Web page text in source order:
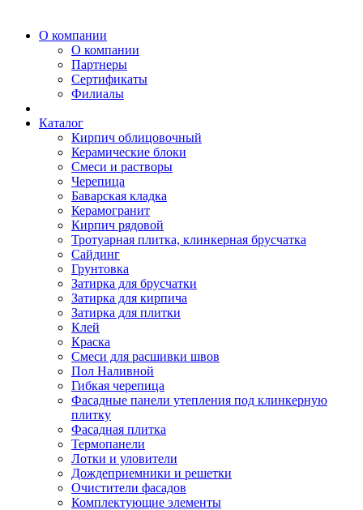
О компании
О компании
Партнеры
Сертификаты
Филиалы
Каталог
Кирпич облицовочный
Керамические блоки
Смеси и растворы
Черепица
Баварская кладка
Керамогранит
Кирпич рядовой
Тротуарная плитка, клинкерная брусчатка
Сайдинг
Грунтовка
Затирка для брусчатки
Затирка для кирпича
Затирка для плитки
Клей
Краска
Смеси для расшивки швов
Пол Наливной
Гибкая черепица
Фасадные панели утепления под клинкерную
плитку
Фасадная плитка
Термопанели
Лотки и уловители
Дождеприемники и решетки
Очистители фасадов
Комплектующие элементы